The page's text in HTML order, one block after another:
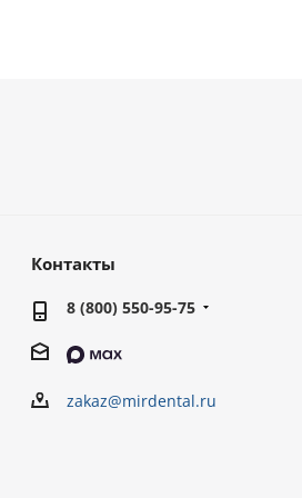
Контакты
8 (800) 550-95-75
zakaz@mirdental.ru